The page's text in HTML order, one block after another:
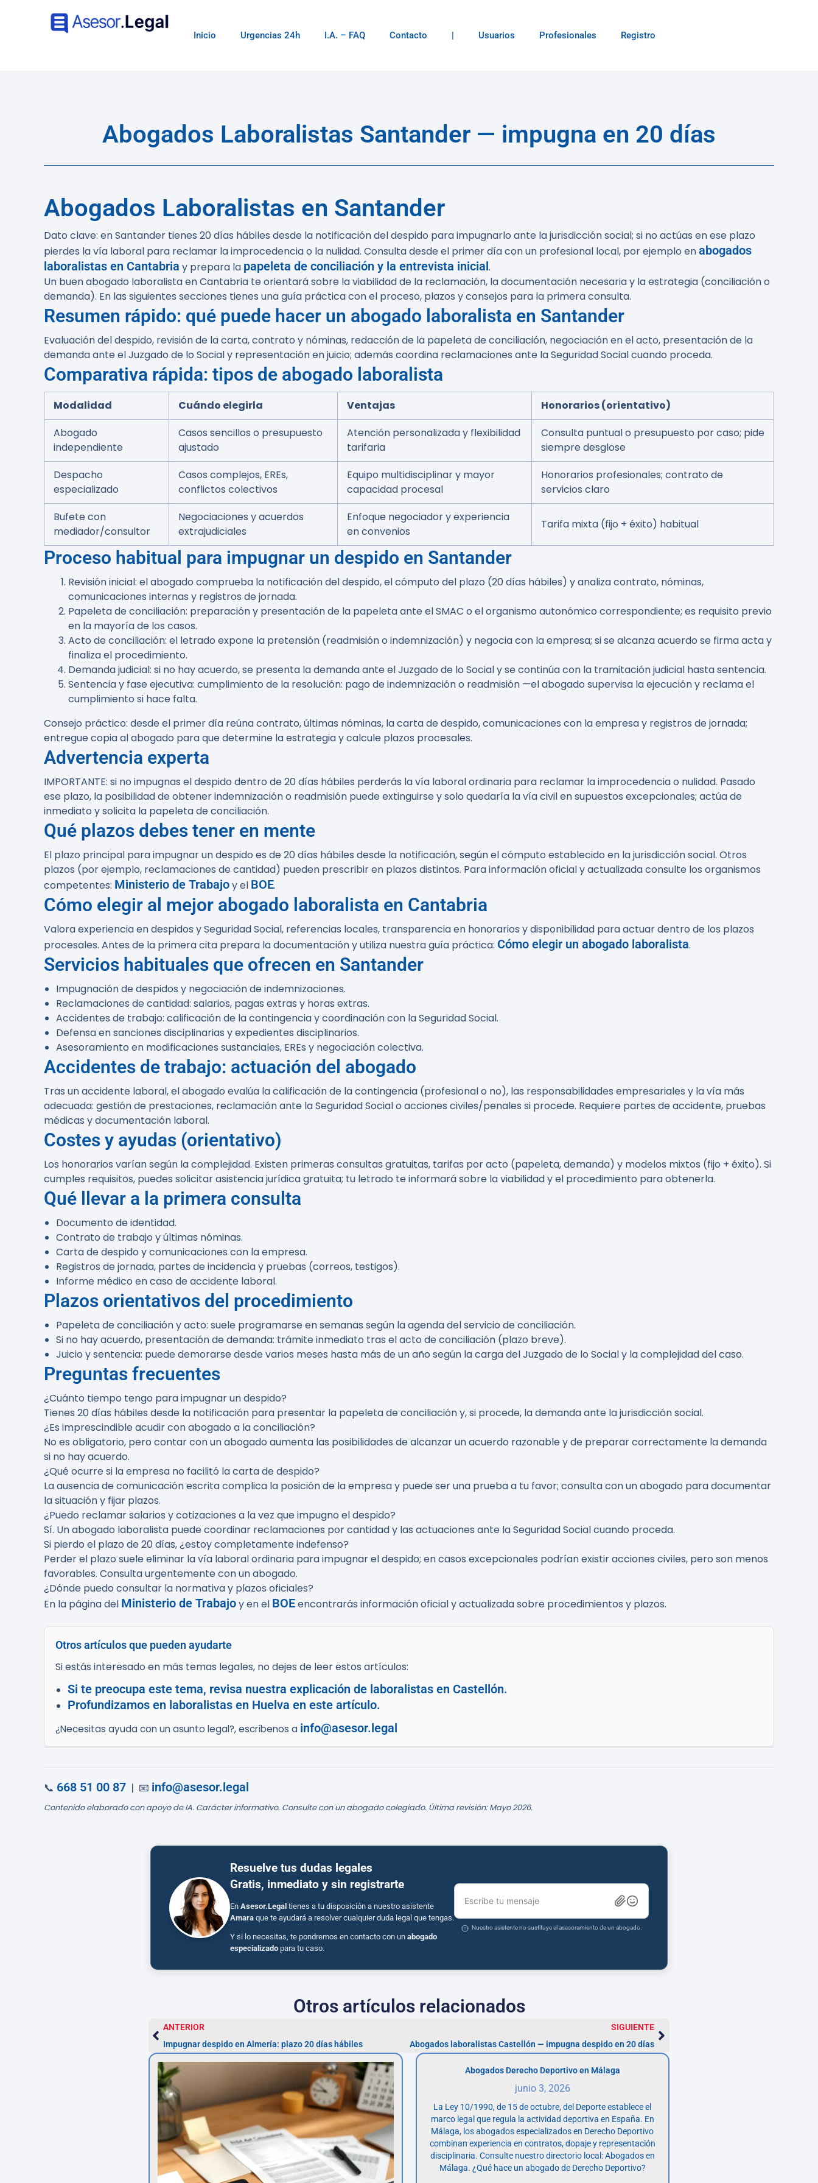
Inicio Urgencias 24h I.A. – FAQ Contacto | Usuarios Profesionales Registro
Abogados Laboralistas Santander — impugna en 20 días
Abogados Laboralistas en Santander
Dato clave: en Santander tienes 20 días hábiles desde la notificación del despido para impugnarlo ante la jurisdicción social; si no actúas en ese plazo
pierdes la vía laboral para reclamar la improcedencia o la nulidad. Consulta desde el primer día con un profesional local, por ejemplo enabogados
laboralistas en Cantabria y prepara la papeleta de conciliación y la entrevista inicial.
Un buen abogado laboralista en Cantabria te orientará sobre la viabilidad de la reclamación, la documentación necesaria y la estrategia (conciliación o
demanda). En las siguientes secciones tienes una guía práctica con el proceso, plazos y consejos para la primera consulta.
Resumen rápido: qué puede hacer un abogado laboralista en Santander
Evaluación del despido, revisión de la carta, contrato y nóminas, redacción de la papeleta de conciliación, negociación en el acto, presentación de la
demanda ante el Juzgado de lo Social y representación en juicio; además coordina reclamaciones ante la Seguridad Social cuando proceda.
Comparativa rápida: tipos de abogado laboralista
Modalidad Cuándo elegirla Ventajas
Honorarios (orientativo)
Abogado
independiente
Casos sencillos o presupuesto
ajustado
Atención personalizada y flexibilidad
tarifaria
Consulta puntual o presupuesto por caso; pide
siempre desglose
Despacho
especializado
Casos complejos, EREs,
conflictos colectivos
Equipo multidisciplinar y mayor
capacidad procesal
Honorarios profesionales; contrato de
servicios claro
Bufete con
mediador/consultor
Negociaciones y acuerdos
extrajudiciales
Enfoque negociador y experiencia
en convenios
Tarifa mixta (fijo + éxito) habitual
Proceso habitual para impugnar un despido en Santander
Revisión inicial: el abogado comprueba la notificación del despido, el cómputo del plazo (20 días hábiles) y analiza contrato, nóminas,
comunicaciones internas y registros de jornada.
Papeleta de conciliación: preparación y presentación de la papeleta ante el SMAC o el organismo autonómico correspondiente; es requisito previo
en la mayoría de los casos.
Acto de conciliación: el letrado expone la pretensión (readmisión o indemnización) y negocia con la empresa; si se alcanza acuerdo se firma acta y
finaliza el procedimiento.
Demanda judicial: si no hay acuerdo, se presenta la demanda ante el Juzgado de lo Social y se continúa con la tramitación judicial hasta sentencia.
Sentencia y fase ejecutiva: cumplimiento de la resolución: pago de indemnización o readmisión —el abogado supervisa la ejecución y reclama el
cumplimiento si hace falta.
Consejo práctico: desde el primer día reúna contrato, últimas nóminas, la carta de despido, comunicaciones con la empresa y registros de jornada;
entregue copia al abogado para que determine la estrategia y calcule plazos procesales.
Advertencia experta
IMPORTANTE: si no impugnas el despido dentro de20 días hábiles perderás la vía laboral ordinaria para reclamar la improcedencia o nulidad. Pasado
ese plazo, la posibilidad de obtener indemnización o readmisión puede extinguirse y solo quedaría la vía civil en supuestos excepcionales; actúa de
inmediato y solicita la papeleta de conciliación.
Qué plazos debes tener en mente
El plazo principal para impugnar un despido es de20 días hábiles desde la notificación, según el cómputo establecido en la jurisdicción social. Otros
plazos (por ejemplo, reclamaciones de cantidad) pueden prescribir en plazos distintos. Para información oficial y actualizada consulte los organismos
competentes: Ministerio de Trabajoy el BOE.
Cómo elegir al mejor abogado laboralista en Cantabria
Valora experiencia en despidos y Seguridad Social, referencias locales, transparencia en honorarios y disponibilidad para actuar dentro de los plazos
procesales. Antes de la primera cita prepara la documentación y utiliza nuestra guía práctica: Cómo elegir un abogado laboralista.
Servicios habituales que ofrecen en Santander
Impugnación de despidos y negociación de indemnizaciones.
Reclamaciones de cantidad: salarios, pagas extras y horas extras.
Accidentes de trabajo: calificación de la contingencia y coordinación con la Seguridad Social.
Defensa en sanciones disciplinarias y expedientes disciplinarios.
Asesoramiento en modificaciones sustanciales, EREs y negociación colectiva.
Accidentes de trabajo: actuación del abogado
Tras un accidente laboral, el abogado evalúa la calificación de la contingencia (profesional o no), las responsabilidades empresariales y la vía más
adecuada: gestión de prestaciones, reclamación ante la Seguridad Social o acciones civiles/penales si procede. Requiere partes de accidente, pruebas
médicas y documentación laboral.
Costes y ayudas (orientativo)
Los honorarios varían según la complejidad. Existen primeras consultas gratuitas, tarifas por acto (papeleta, demanda) y modelos mixtos (fijo + éxito). Si
cumples requisitos, puedes solicitar asistencia jurídica gratuita; tu letrado te informará sobre la viabilidad y el procedimiento para obtenerla.
Qué llevar a la primera consulta
Documento de identidad.
Contrato de trabajo y últimas nóminas.
Carta de despido y comunicaciones con la empresa.
Registros de jornada, partes de incidencia y pruebas (correos, testigos).
Informe médico en caso de accidente laboral.
Plazos orientativos del procedimiento
Papeleta de conciliación y acto: suele programarse en semanas según la agenda del servicio de conciliación.
Si no hay acuerdo, presentación de demanda: trámite inmediato tras el acto de conciliación (plazo breve).
Juicio y sentencia: puede demorarse desde varios meses hasta más de un año según la carga del Juzgado de lo Social y la complejidad del caso.
Preguntas frecuentes
¿Cuánto tiempo tengo para impugnar un despido?
Tienes 20 días hábiles desde la notificación para presentar la papeleta de conciliación y, si procede, la demanda ante la jurisdicción social.
¿Es imprescindible acudir con abogado a la conciliación?
No es obligatorio, pero contar con un abogado aumenta las posibilidades de alcanzar un acuerdo razonable y de preparar correctamente la demanda
si no hay acuerdo.
¿Qué ocurre si la empresa no facilitó la carta de despido?
La ausencia de comunicación escrita complica la posición de la empresa y puede ser una prueba a tu favor; consulta con un abogado para documentar
la situación y fijar plazos.
¿Puedo reclamar salarios y cotizaciones a la vez que impugno el despido?
Sí. Un abogado laboralista puede coordinar reclamaciones por cantidad y las actuaciones ante la Seguridad Social cuando proceda.
Si pierdo el plazo de 20 días, ¿estoy completamente indefenso?
Perder el plazo suele eliminar la vía laboral ordinaria para impugnar el despido; en casos excepcionales podrían existir acciones civiles, pero son menos
favorables. Consulta urgentemente con un abogado.
¿Dónde puedo consultar la normativa y plazos oficiales?
En la página del Ministerio de Trabajoy en el BOEencontrarás información oficial y actualizada sobre procedimientos y plazos.
Otros artículos que pueden ayudarte
Si estás interesado en más temas legales, no dejes de leer estos artículos:
Si te preocupa este tema, revisa nuestra explicación de laboralistas en Castellón.
Profundizamos en laboralistas en Huelva en este artículo.
¿Necesitas ayuda con un asunto legal?, escríbenos a info@asesor.legal
📞 668 51 00 87 | 📧 info@asesor.legal
Contenido elaborado con apoyo de IA. Carácter informativo. Consulte con un abogado colegiado. Última revisión: Mayo 2026.
Resuelve tus dudas legales
Gratis, inmediato y sin registrarte
En Asesor.Legal tienes a tu disposición a nuestro asistente
Amara que te ayudará a resolver cualquier duda legal que tengas.
Y si lo necesitas, te pondremos en contacto con un abogado
especializado para tu caso.
Escribe tu mensaje
Nuestro asistente no sustituye el asesoramiento de un abogado.
Otros artículos relacionados
ANTERIOR
Impugnar despido en Almería: plazo 20 días hábiles
SIGUIENTE
Abogados laboralistas Castellón — impugna despido en 20 días
Abogados Derecho Deportivo en Málaga
junio 3, 2026
La Ley 10/1990, de 15 de octubre, del Deporte establece el
marco legal que regula la actividad deportiva en España. En
Málaga, los abogados especializados en Derecho Deportivo
combinan experiencia en contratos, dopaje y representación
disciplinaria. Consulte nuestro directorio local: Abogados en
Málaga. ¿Qué hace un abogado de Derecho Deportivo?